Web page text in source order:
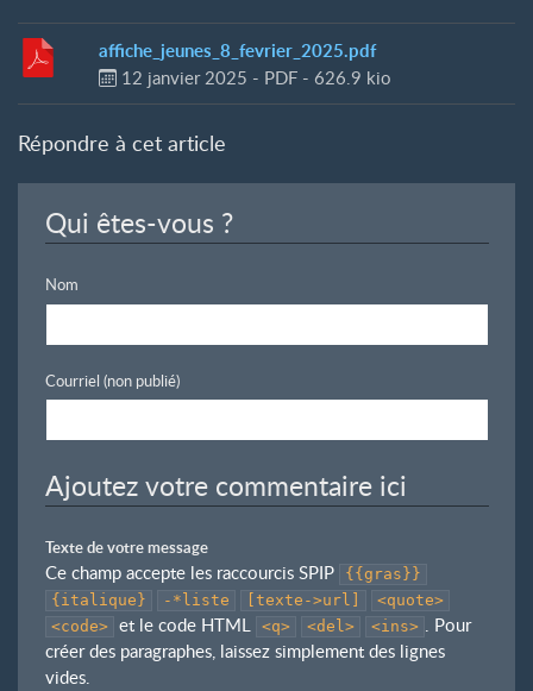
affiche_jeunes_8_fevrier_2025.pdf
12 janvier 2025 - PDF- 626.9 kio
Répondre à cet article
Qui êtes-vous ?
Nom
Courriel (non publié)
Ajoutez votre commentaire ici
Texte de votre message
Ce champ accepte les raccourcis SPIP
{{gras}}
{italique}
-*liste [texte->url]
<quote>
<code>
et le code HTML <q> <del> <ins> . Pour
créer des paragraphes, laissez simplement des lignes
vides.